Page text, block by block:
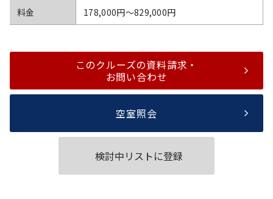
料金 178,000円〜829,000円
このクルーズの資料請求・
お問い合わせ
空室照会
検討中リストに登録